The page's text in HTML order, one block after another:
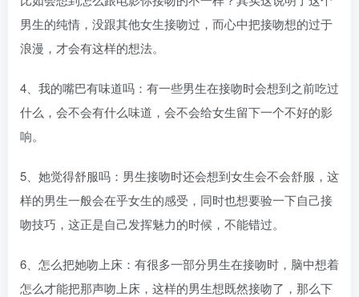
男生的纯情，没跟其他女生接吻过，而心中把接吻想的过于
浪漫，才会有这样的想法。
4、我的嘴巴有味道吗：有一些男生在接吻时会想到之前吃过
什么，会不会有什么味道，会不会给女生留下一个不好的影
响。
5、她觉得舒服吗：男生接吻时还会想到女生会不会舒服，这
样的男生一般会在乎女生的感受，同时也想要验一下自己接
吻技巧，这正是自己发挥魅力的时候，不能错过。
6、怎么把她吻上床：有很多一部分男生在接吻时，脑中想着
怎么才能把那声吻上床，这样的男生想既然接吻了，那么下